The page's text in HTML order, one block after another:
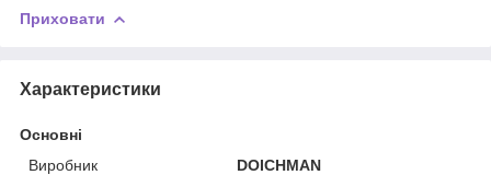
Приховати
Характеристики
Основні
Виробник
DOICHMAN